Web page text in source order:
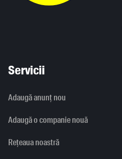
Servicii
Adaugă anunț nou
Adaugă o companie nouă
Rețeaua noastră